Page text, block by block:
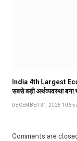
India 4th Largest
सबसे बड़ी अर्थव्यवस्था बना
DECEMBER 31, 2025 10:55
Comments are